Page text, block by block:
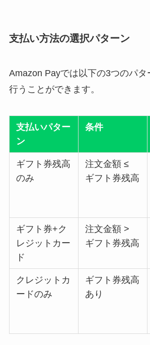
支払い方法の選択パターン
Amazon Payでは以下の3つのパタ
行うことができます。
支払いパター
ン
条件
ギフト券残高
のみ
注文金額 ≤
ギフト券残高
ギフト券+ク
レジットカー
ド
注文金額 >
ギフト券残高
クレジットカ
ードのみ
ギフト券残高
あり